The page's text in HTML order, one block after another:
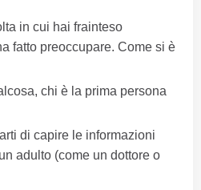
in cui hai frainteso
fatto preoccupare. Come si è
chi è la prima persona
di capire le informazioni
adulto (come un dottore o